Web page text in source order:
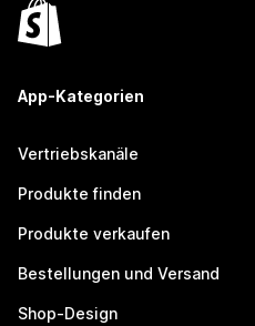
App-Kategorien
Vertriebskanäle
Produkte finden
Produkte verkaufen
Bestellungen und Versand
Shop-Design